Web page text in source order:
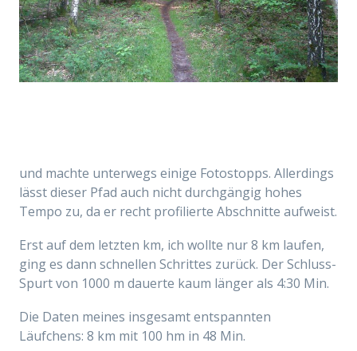
und machte unterwegs einige Fotostopps. Allerdings
lässt dieser Pfad auch nicht durchgängig hohes
Tempo zu, da er recht profilierte Abschnitte aufweist.
Erst auf dem letzten km, ich wollte nur 8 km laufen,
ging es dann schnellen Schrittes zurück. Der Schluss-
Spurt von 1000 m dauerte kaum länger als 4:30 Min.
Die Daten meines insgesamt entspannten
Läufchens: 8 km mit 100 hm in 48 Min.